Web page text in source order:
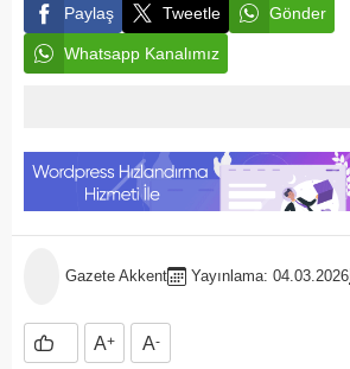
Paylaş Tweetle Gönder
Whatsapp Kanalımız
Gazete Akkent Yayınlama: 04.03.2026
A+ A-